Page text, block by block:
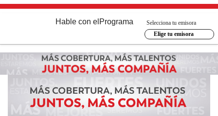
Hable con el Programa
Selecciona tu emisora
Elige tu emisora